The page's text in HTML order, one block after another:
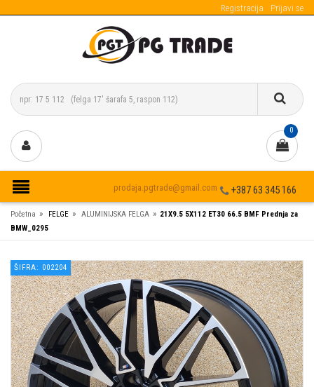
Registracija Prijavi se
0
+387 63 345 166
prodaja.pgtrade@gmail.com
Početna » FELGE » ALUMINIJSKA FELGA » 21X9.5 5X112 ET30 66.5 BMF Prednja za
BMW_0295
ŠIFRA: 002204